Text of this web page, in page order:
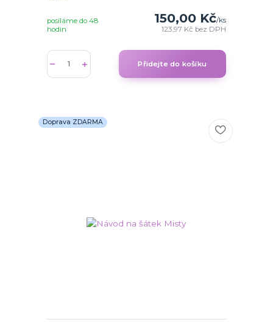
150,00 Kč/ks
123,97 Kč bez DPH
posíláme do 48
hodin
Přidejte do košíku
Doprava ZDARMA